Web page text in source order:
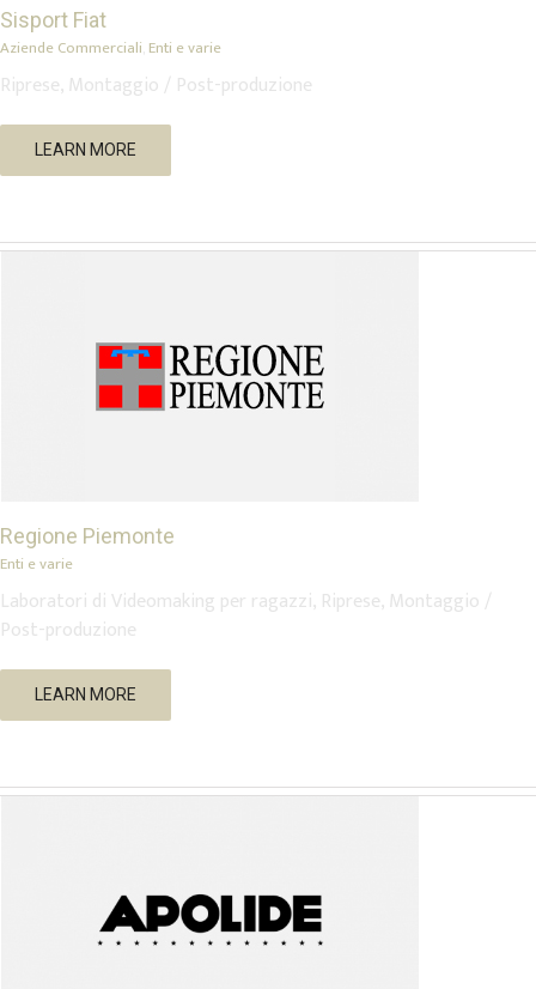
Sisport Fiat
Aziende Commerciali Enti e varie
Riprese, Montaggio / Post-produzione
LEARN MORE
Regione Piemonte
Enti e varie
Laboratori di Videomaking per ragazzi, Riprese, Montaggio /
Post-produzione
LEARN MORE